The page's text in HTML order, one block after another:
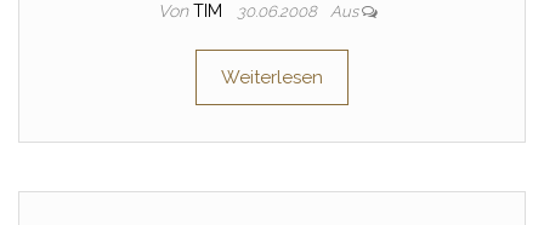
Von TIM 30.06.2008 Aus
Weiterlesen